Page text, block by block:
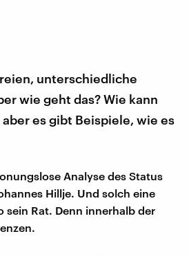
unterschiedliche
wie geht das? Wie kann
es gibt Beispiele, wie es
Analyse des Status
Hillje. Und solch eine
sein Rat. Denn innerhalb der